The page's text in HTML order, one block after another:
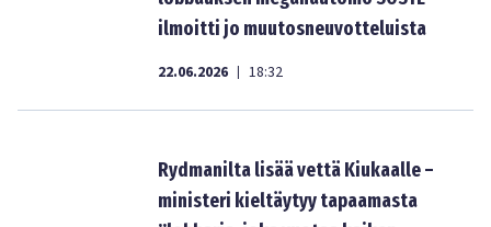
ilmoitti jo muutosneuvotteluista
22.06.2026 | 18:32
Rydmanilta lisää vettä Kiukaalle –
ministeri kieltäytyy tapaamasta